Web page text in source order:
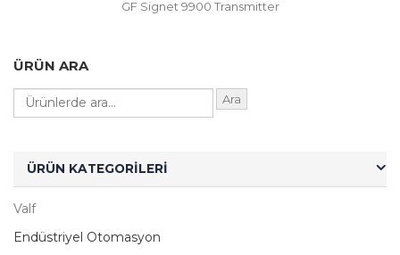
GF Signet 9900 Transmitter
ÜRÜN ARA
Ara
ÜRÜN KATEGORILERI
Valf
Endüstriyel Otomasyon